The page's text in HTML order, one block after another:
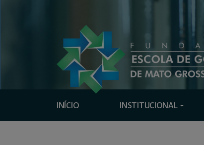
INÍCIO INSTITUCIONAL